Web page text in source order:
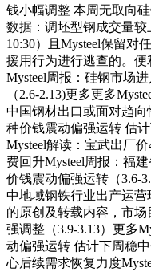
钱小幅调整 本周无取向
数据：调坯型钢成交量较
10:30）且Mysteel保留对
援用行为进行逃查的。
Mysteel周报：硅钢市场
（2.6-2.13)更多更多
中国钢材出口或面对趋向
种价钱震动偏强运转 估计
Mysteel解读：宝武出厂
费回升Mysteel周报：福
价钱震动偏强运转（3.6-
中地域钢铁行业出产运营
的原创及转载内容，市
强调整（3.9-3.13）更多
动偏强运转 估计下周稳
心后续需求恢复力度